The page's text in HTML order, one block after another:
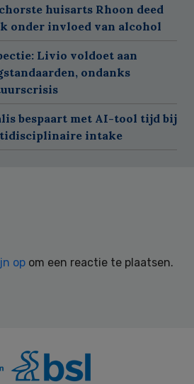
huisarts Rhoon deed
onder invloed van alcohol
Livio voldoet aan
ondanks
bespaart met AI-tool tijd bij
intake
op om een reactie te plaatsen.